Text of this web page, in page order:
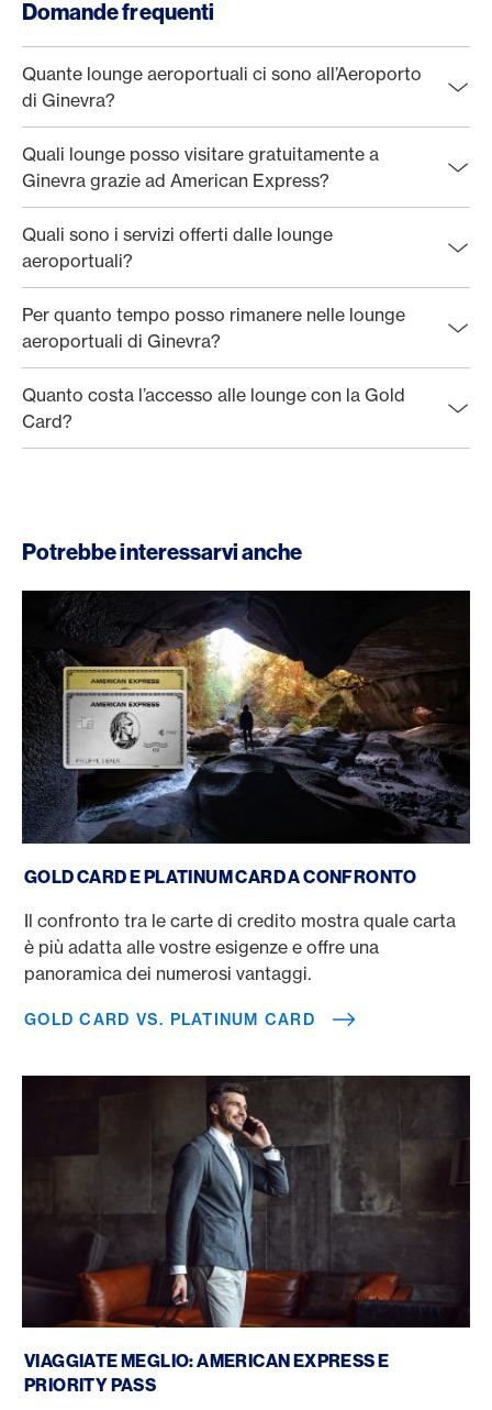
Domande frequenti
Quante lounge aeroportuali ci sono all’Aeroporto
di Ginevra?
Quali lounge posso visitare gratuitamente a
Ginevra grazie ad American Express?
Quali sono i servizi offerti dalle lounge
aeroportuali?
Per quanto tempo posso rimanere nelle lounge
aeroportuali di Ginevra?
Quanto costa l’accesso alle lounge con la Gold
Card?
Potrebbe interessarvi anche
GOLD CARD E PLATINUM CARD A CONFRONTO
Il confronto tra le carte di credito mostra quale carta
è più adatta alle vostre esigenze e offre una
panoramica dei numerosi vantaggi.
GOLD CARD VS. PLATINUM CARD
VIAGGIATE MEGLIO: AMERICAN EXPRESS E
PRIORITY PASS